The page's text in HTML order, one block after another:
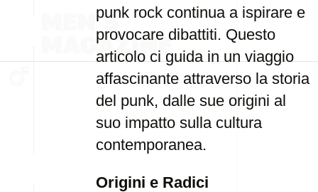
punk rock continua a ispirare e
provocare dibattiti. Questo
articolo ci guida in un viaggio
affascinante attraverso la storia
del punk, dalle sue origini al
suo impatto sulla cultura
contemporanea.
Origini e Radici